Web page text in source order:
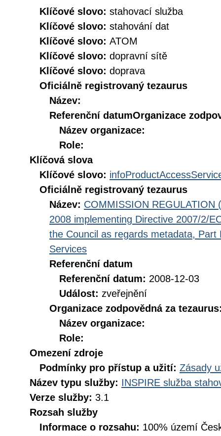
Klíčové slovo: stahovací služba
Klíčové slovo: stahování dat
Klíčové slovo: ATOM
Klíčové slovo: dopravní sítě
Klíčové slovo: doprava
Oficiálně registrovaný tezaurus
Název:
Referenční datumOrganizace
Název organizace:
Role:
Klíčová slova
Klíčové slovo:
Oficiálně registrovaný tezaurus
Název: COMMISSION REGULATION
2008 implementing Directive 2007/2/
the Council as regards metadata,
Services
Referenční datum
Referenční datum: 2008-12-03
Událost: zveřejnění
Organizace zodpovědná za
Název organizace:
Role:
Omezení zdroje
Podmínky pro přístup a užití: Zásady
Název typu služby: INSPIRE služba
Verze služby: 3.1
Rozsah služby
Informace o rozsahu: 100% území